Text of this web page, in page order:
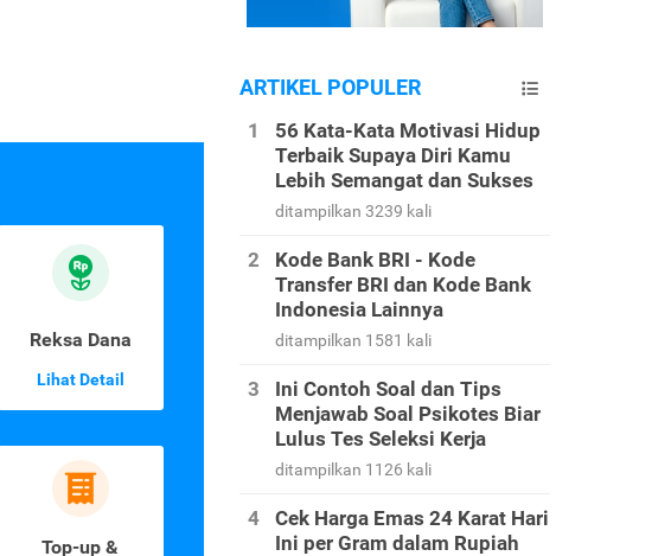
Reksa Dana
Lihat Detail
Top-up &
ARTIKEL POPULER
56 Kata-Kata Motivasi Hidup
Terbaik Supaya Diri Kamu
Lebih Semangat dan Sukses
ditampilkan 3239 kali
Kode Bank BRI - Kode
Transfer BRI dan Kode Bank
Indonesia Lainnya
ditampilkan 1581 kali
Ini Contoh Soal dan Tips
Menjawab Soal Psikotes Biar
Lulus Tes Seleksi Kerja
ditampilkan 1126 kali
Cek Harga Emas 24 Karat Hari
Ini per Gram dalam Rupiah